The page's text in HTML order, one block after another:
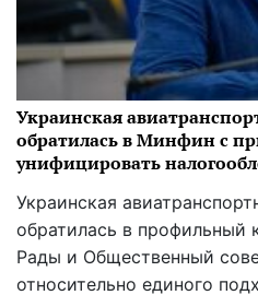
Украинская
обратилась в Минфин с
унифицировать
Украинская
обратилась в профильный
Рады и Общественный
относительно единого